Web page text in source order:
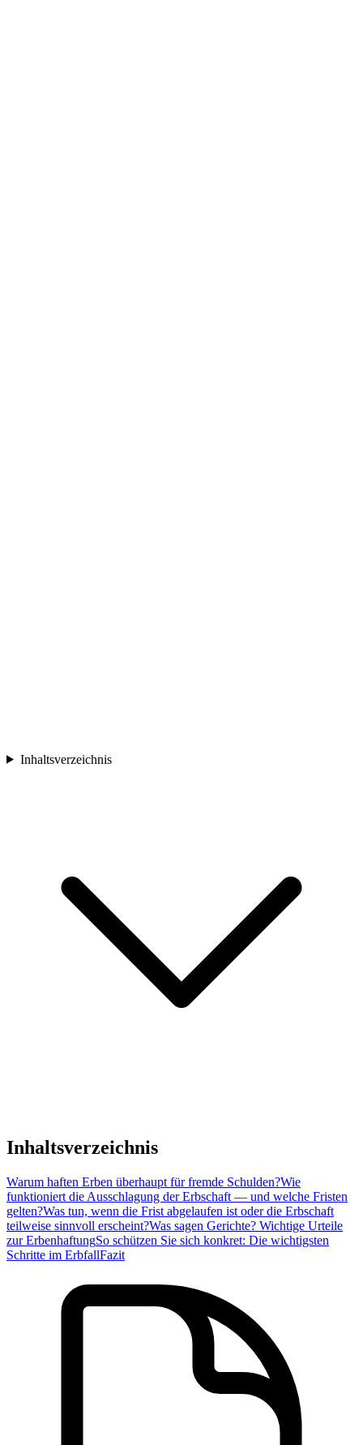
Inhaltsverzeichnis
Inhaltsverzeichnis
Warum haften Erben überhaupt für fremde Schulden?Wie
funktioniert die Ausschlagung der Erbschaft — und welche Fristen
gelten?Was tun, wenn die Frist abgelaufen ist oder die Erbschaft
teilweise sinnvoll erscheint?Was sagen Gerichte? Wichtige Urteile
zur ErbenhaftungSo schützen Sie sich konkret: Die wichtigsten
Schritte im ErbfallFazit